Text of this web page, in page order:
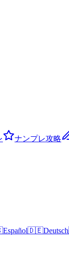
ナンプレ攻略
Español🇩🇪Deutsch